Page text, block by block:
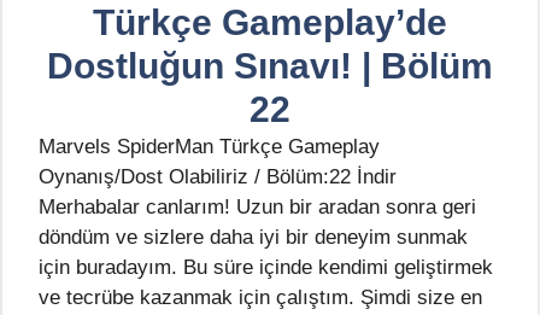
Türkçe Gameplay’de
Dostluğun Sınavı! | Bölüm
22
Marvels SpiderMan Türkçe Gameplay
Oynanış/Dost Olabiliriz / Bölüm:22 İndir
Merhabalar canlarım! Uzun bir aradan sonra geri
döndüm ve sizlere daha iyi bir deneyim sunmak
için buradayım. Bu süre içinde kendimi geliştirmek
ve tecrübe kazanmak için çalıştım. Şimdi size en